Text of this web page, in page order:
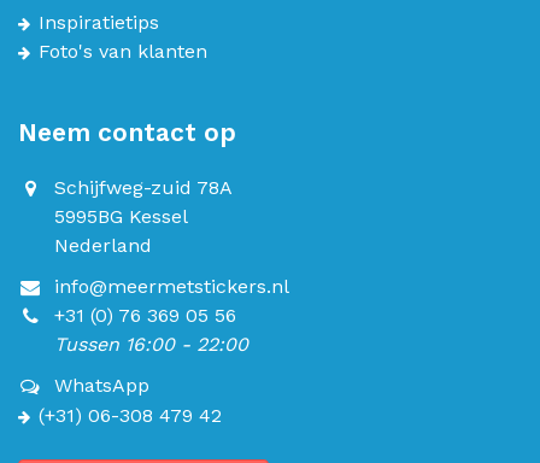
Inspiratietips
Foto's van klanten
Neem contact op
Schijfweg-zuid 78A
5995BG Kessel
Nederland
info@meermetstickers.nl
+31 (0) 76 369 05 56
Tussen 16:00 - 22:00
WhatsApp
(+31) 06-308 479 42